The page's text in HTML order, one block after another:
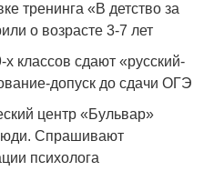
тренинга «В детство за
о возрасте 3-7 лет
классов сдают «русский-
допуск до сдачи ОГЭ
центр «Бульвар»
Спрашивают
психолога